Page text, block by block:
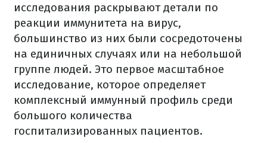
исследования раскрывают детали по
реакции иммунитета на вирус,
большинство из них были сосредоточены
на единичных случаях или на небольшой
группе людей. Это первое масштабное
исследование, которое определяет
комплексный иммунный профиль среди
большого количества
госпитализированных пациентов.